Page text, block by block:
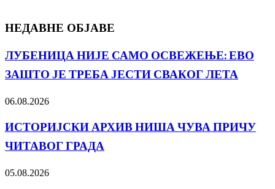
НЕДАВНЕ ОБЈАВЕ
ЛУБЕНИЦА НИЈЕ САМО ОСВЕЖЕЊЕ: ЕВО
ЗАШТО ЈЕ ТРЕБА ЈЕСТИ СВАКОГ ЛЕТА
06.08.2026
ИСТОРИЈСКИ АРХИВ НИША ЧУВА ПРИЧУ
ЧИТАВОГ ГРАДА
05.08.2026